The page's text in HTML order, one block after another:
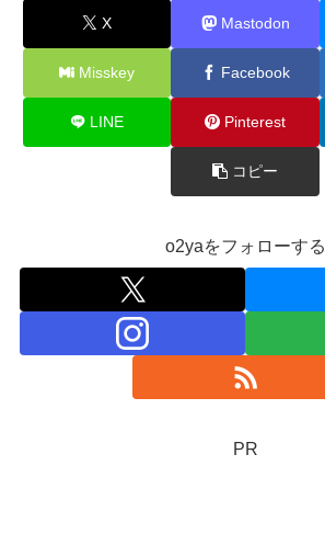
X Mastodon
Misskey Facebook
LINE Pinterest
コピー
o2yaをフォローする
PR